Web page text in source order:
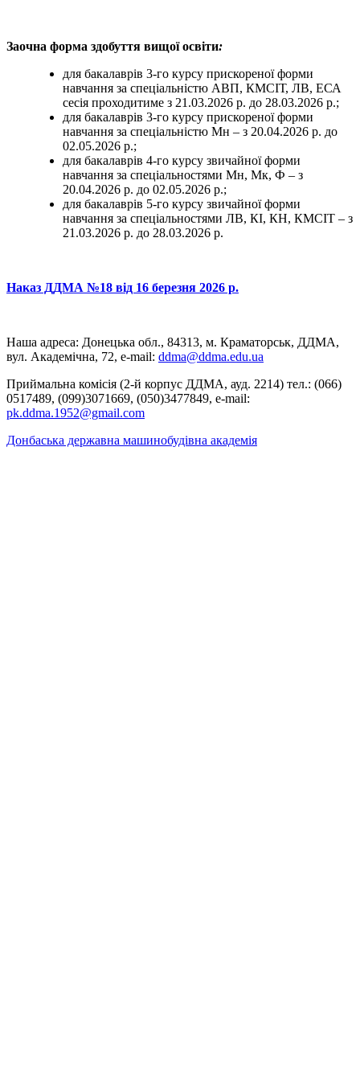
Заочна форма здобуття вищої освіти:
для бакалаврів 3-го курсу прискореної форми
навчання за спеціальністю АВП, КМСІТ, ЛВ, ЕСА
сесія проходитиме з 21.03.2026 р. до 28.03.2026 р.;
для бакалаврів 3-го курсу прискореної форми
навчання за спеціальністю Мн – з 20.04.2026 р. до
02.05.2026 р.;
для бакалаврів 4-го курсу звичайної форми
навчання за спеціальностями Мн, Мк, Ф – з
20.04.2026 р. до 02.05.2026 р.;
для бакалаврів 5-го курсу звичайної форми
навчання за спеціальностями ЛВ, КІ, КН, КМСІТ – з
21.03.2026 р. до 28.03.2026 р.
Наказ ДДМА №18 від 16 березня 2026 р.
Наша адреса: Донецька обл., 84313, м. Краматорськ, ДДМА,
вул. Академічна, 72, е-mail: ddma@ddma.edu.ua
Приймальна комісія (2-й корпус ДДМА, ауд. 2214) тел.: (066)
0517489, (099)3071669, (050)3477849, e-mail:
pk.ddma.1952@gmail.com
Донбаська державна машинобудівна академія